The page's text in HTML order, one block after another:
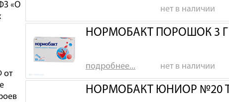
«О
от
нет в наличии
НОРМОБАКТ ПОРОШОК 3
подробнее... нет в наличии
НОРМОБАКТ ЮНИОР №20